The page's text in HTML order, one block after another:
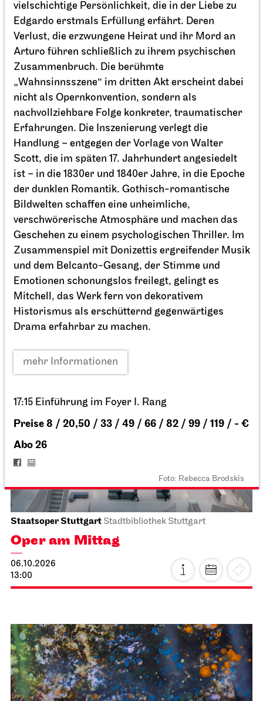
vielschichtige Persönlichkeit, die in der Liebe zu
Edgardo erstmals Erfüllung erfährt. Deren
Verlust, die erzwungene Heirat und ihr Mord an
Arturo führen schließlich zu ihrem psychischen
Zusammenbruch. Die berühmte
„Wahnsinnsszene“ im dritten Akt erscheint dabei
nicht als Opernkonvention, sondern als
nachvollziehbare Folge konkreter, traumatischer
Erfahrungen. Die Inszenierung verlegt die
Handlung – entgegen der Vorlage von Walter
Scott, die im späten 17. Jahrhundert angesiedelt
ist – in die 1830er und 1840er Jahre, in die Epoche
der dunklen Romantik. Gothisch-romantische
Bildwelten schaffen eine unheimliche,
verschwörerische Atmosphäre und machen das
Geschehen zu einem psychologischen Thriller. Im
Zusammenspiel mit Donizettis ergreifender Musik
und dem Belcanto-Gesang, der Stimme und
Emotionen schonungslos freilegt, gelingt es
Mitchell, das Werk fern von dekorativem
Historismus als erschütternd gegenwärtiges
Drama erfahrbar zu machen.
mehr Informationen
17:15 Einführung im Foyer I. Rang
Preise 8 / 20,50 / 33 / 49 / 66 / 82 / 99 / 119 / - €
Abo 26
Foto: Rebecca Brodskis
Schauspiel Stuttgart
Schauspielhaus
Die Räuber
04.10.2026
19:30 - 22:00
Staatsoper Stuttgart Stadtbibliothek Stuttgart
Oper am Mittag
06.10.2026
13:00